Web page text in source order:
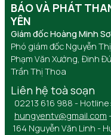
BÁO VÀ PHÁT
YÊN
Giám đốc Hoàng Minh
Phó giám đốc Nguyễn
Phạm Văn Xướng, Đinh
Trần Thị Thoa
Liên hệ toà soạn
02213 616 988 -
hungyentv@gmail.com
164 Nguyễn Văn Linh -